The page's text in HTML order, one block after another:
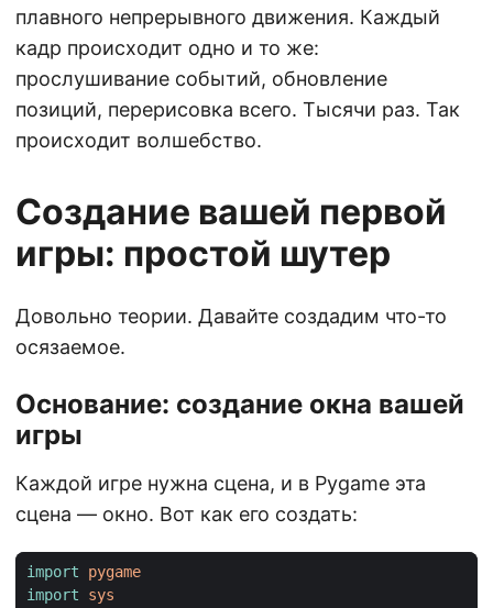
плавного непрерывного движения. Каждый
кадр происходит одно и то же:
прослушивание событий, обновление
позиций, перерисовка всего. Тысячи раз. Так
происходит волшебство.
Создание вашей первой
игры: простой шутер
Довольно теории. Давайте создадим что-то
осязаемое.
Основание: создание окна вашей
игры
Каждой игре нужна сцена, и в Pygame эта
сцена — окно. Вот как его создать:
import
pygame
import
sys